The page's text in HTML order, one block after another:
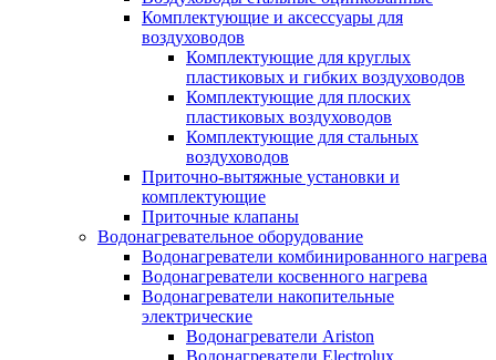
Комплектующие и аксессуары для
воздуховодов
Комплектующие для круглых
пластиковых и гибких воздуховодов
Комплектующие для плоских
пластиковых воздуховодов
Комплектующие для стальных
воздуховодов
Приточно-вытяжные установки и
комплектующие
Приточные клапаны
Водонагревательное оборудование
Водонагреватели комбинированного нагрева
Водонагреватели косвенного нагрева
Водонагреватели накопительные
электрические
Водонагреватели Ariston